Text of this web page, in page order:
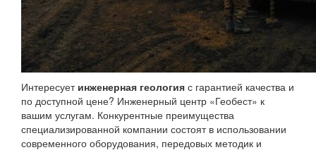
Интересует инженерная геология с гарантией качества и
по доступной цене? Инженерный центр «Геобест» к
вашим услугам. Конкурентные преимущества
специализированной компании состоят в использовании
современного оборудования, передовых методик и